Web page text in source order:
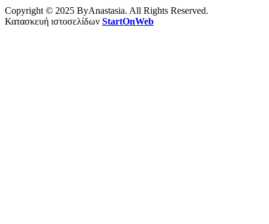
Copyright © 2025 ByAnastasia. All Rights Reserved.
Κατασκευή ιστοσελίδων StartOnWeb